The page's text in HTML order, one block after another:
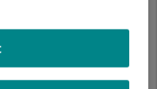
esta decisión al
adherencia al